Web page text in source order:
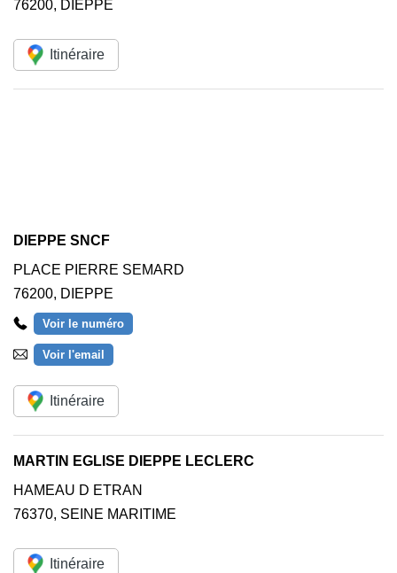
76200, DIEPPE
Itinéraire
DIEPPE SNCF
PLACE PIERRE SEMARD
76200, DIEPPE
Voir le numéro
Voir l'email
Itinéraire
MARTIN EGLISE DIEPPE LECLERC
HAMEAU D ETRAN
76370, SEINE MARITIME
Itinéraire